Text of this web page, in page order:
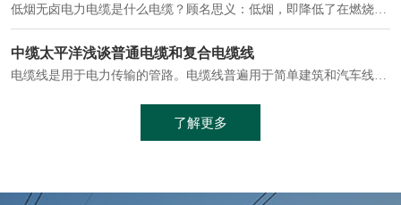
低烟无卤电力电缆是什么电缆？顾名思义：低烟，即降低了在燃烧时有害物体的产生；卤素对于人体来说是一种有毒气体，无卤就是没有毒气体的释放，通常是针对电缆遇火灾时而言的。低烟无卤电力电缆又可以称之为环保电缆，低烟无卤电缆大多数用于医院和对环境卫生要求比较严格的地方。
中缆太平洋浅谈普通电缆和复合电缆线
电缆线是用于电力传输的管路。电缆线普遍用于简单建筑和汽车线材，作为能源输送缆线，电缆线的复杂结构勿庸置疑。根据目标功能，电缆线具有以下一些特点：建筑用和车用线材要求轻质、大批量生产、价格低廉、具有相当的电学和力学性能和长时间的耐老化性能；工业用线材必须具有符合客户要求的性能；
了解更多